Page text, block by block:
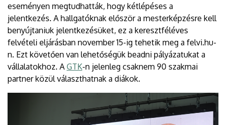
eseményen megtudhatták, hogy kétlépéses a
jelentkezés. A hallgatóknak először a mesterképzésre kell
benyújtaniuk jelentkezésüket, ez a keresztféléves
felvételi eljárásban november 15-ig tehetik meg a felvi.hu-
n. Ezt követően van lehetőségük beadni pályázatukat a
vállalatokhoz. A GTK-n jelenleg csaknem 90 szakmai
partner közül választhatnak a diákok.